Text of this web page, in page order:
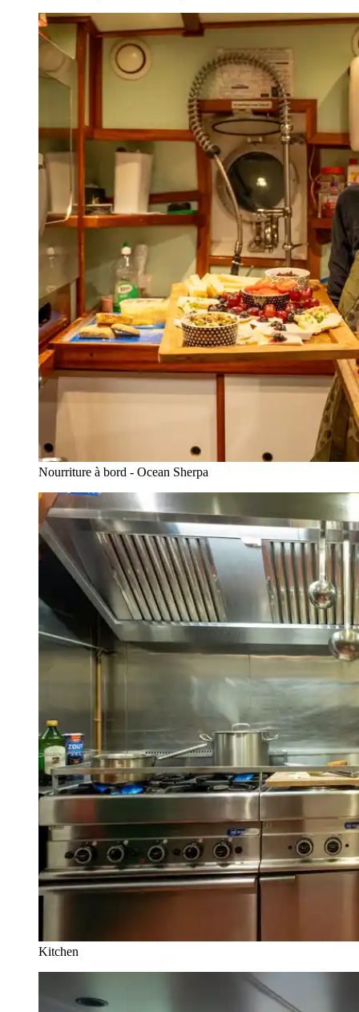
Nourriture à bord - Ocean Sherpa
Kitchen